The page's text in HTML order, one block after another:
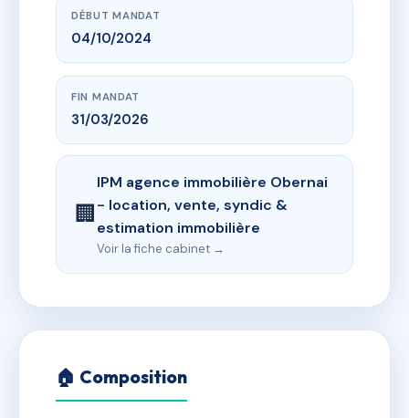
DÉBUT MANDAT
04/10/2024
FIN MANDAT
31/03/2026
🏢
IPM agence immobilière Obernai
- location, vente, syndic &
estimation immobilière
Voir la fiche cabinet →
🏠 Composition